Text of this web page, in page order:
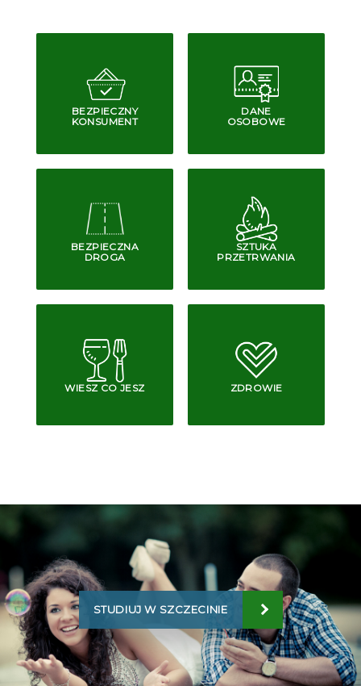
BEZPIECZNY
KONSUMENT
DANE
OSOBOWE
BEZPIECZNA
DROGA
SZTUKA
PRZETRWANIA
WIESZ CO JESZ ZDROWIE
STUDIUJ W SZCZECINIE